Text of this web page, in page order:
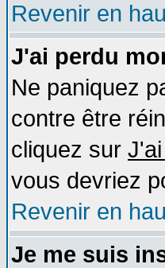
Revenir en
J'ai perdu
Ne paniquez
contre être
cliquez sur
vous devriez
Revenir en
Je me suis